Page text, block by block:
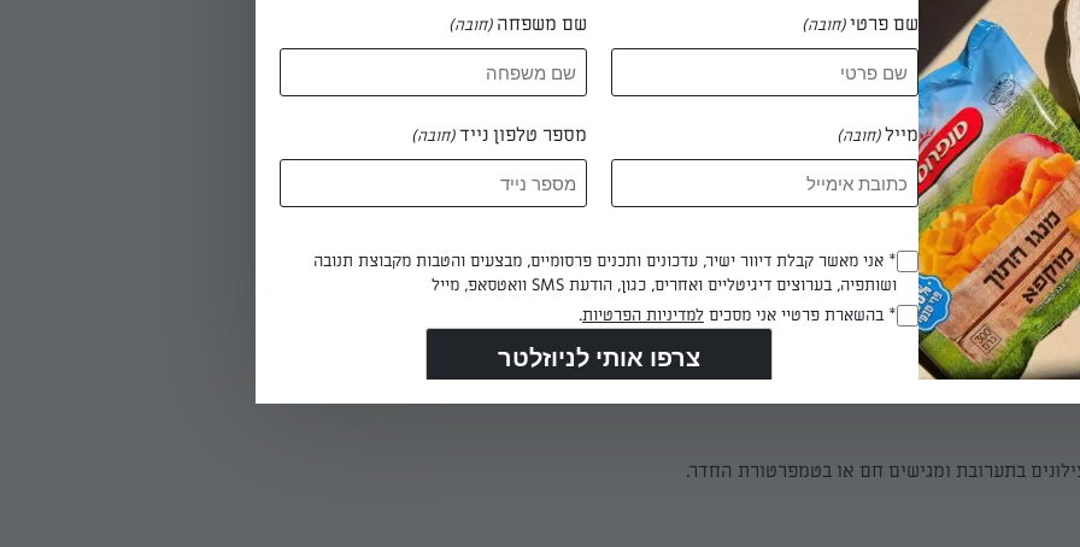
קטנות ומניחים על גבי תבנית תנור מרופדת בנייר אפייה.
מתבליםבשמן זית, מלח, פלפל וחומץ בלסמי וצולים בתנור במשך כ-20 דקות, עד שקוביות
דקות
יחד את קוביות הדלעת, אגוזי המלך והגבינה לתערובת אחידה.
בתערובת ומגישים חם או בטמפרטורת החדר.
שם פרטי(חובה) שם משפחה (חובה)
מייל(חובה) מספר טלפון נייד(חובה)
Opt_In
(חובה)
* אני מאשר קבלת דיוור ישיר, עדכונים ותכנים פרסומיים, מבצעים והטבות מקבוצת תנובה
ושותפיה, בערוצים דיגיטליים ואחרים, כגון, הודעת SMS וואטסאפ, מייל
RegulationsApproved
* בהשארת פרטיי אני מסכים למדיניות הפרטיות.